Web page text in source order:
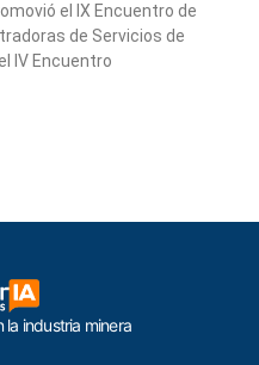
el IX Encuentro de
de Servicios de
IV Encuentro
la industria minera